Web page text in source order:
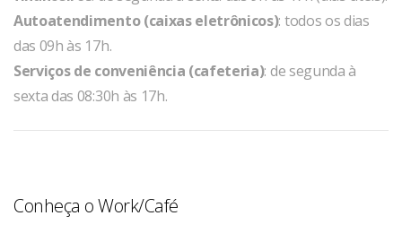
Autoatendimento (caixas eletrônicos): todos os dias
das 09h às 17h.
Serviços de conveniência (cafeteria): de segunda à
sexta das 08:30h às 17h.
Conheça o Work/Café